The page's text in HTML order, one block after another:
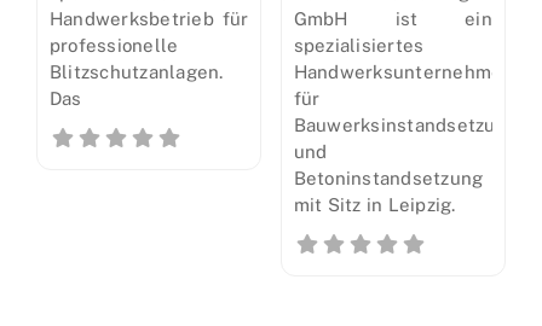
Handwerksbetrieb für
professionelle
Blitzschutzanlagen.
Das
GmbH ist ein
spezialisiertes
Handwerksunternehmen
für
Bauwerksinstandsetzung
und
Betoninstandsetzung
mit Sitz in Leipzig.